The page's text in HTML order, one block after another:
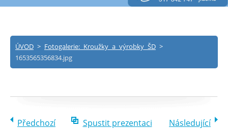
ÚVOD > Fotogalerie: Kroužky a výrobky ŠD >
1653565356834.jpg
Předchozí Spustit prezentaci Následující